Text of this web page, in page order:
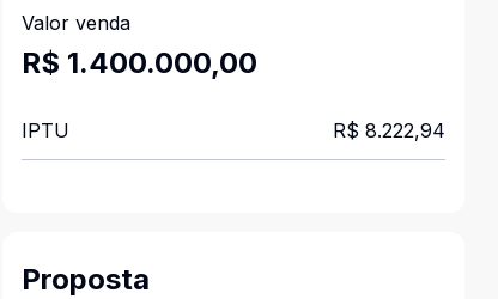
Valor venda
R$ 1.400.000,00
IPTU R$ 8.222,94
Proposta